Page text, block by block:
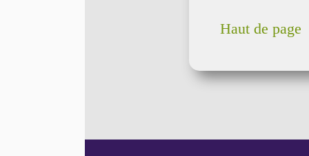
Haut de page